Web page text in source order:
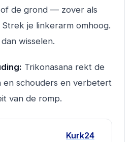
de grond — zover als
je linkerarm omhoog.
wisselen.
Trikonasana rekt de
en schouders en verbetert
van de romp.
Kurk24